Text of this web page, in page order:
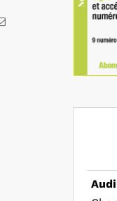
Email